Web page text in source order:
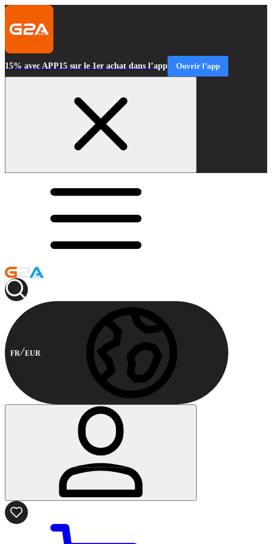
15% avec APP15 sur le 1er achat dans l’app Ouvrir l’app
FR EUR